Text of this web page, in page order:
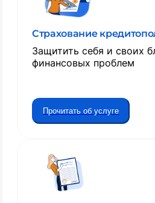
Страхование
Защитить себя и своих
финансовых проблем
Прочитать об услуге